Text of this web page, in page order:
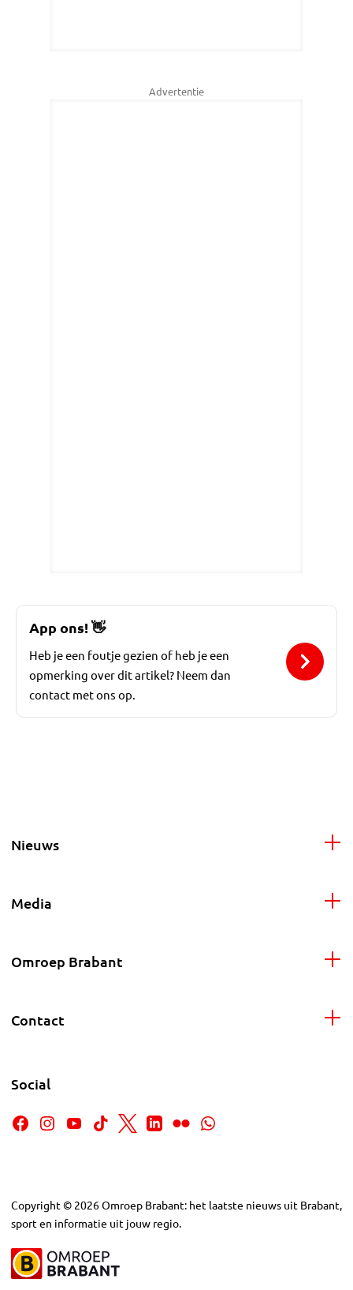
Advertentie
App ons!👋
Heb je een foutje gezien of heb je een
opmerking over dit artikel? Neem dan
contact met ons op.
Nieuws
Media
Omroep Brabant
Contact
Social
Copyright © 2026Omroep Brabant: het laatste nieuws uit Brabant,
sport en informatie uit jouw regio.